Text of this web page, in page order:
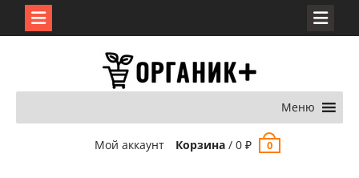
Меню
Мой аккаунт Корзина/ 0 ₽ 0